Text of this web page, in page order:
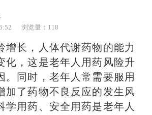
浏览量：118
增长，人体代谢药物的能力
化，这是老年人用药风险升
。同时，老年人常需要服用
加了药物不良反应的发生风
学用药、安全用药是老年人